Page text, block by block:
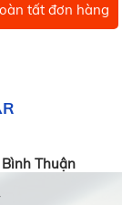
tất đơn hàng
Thuận